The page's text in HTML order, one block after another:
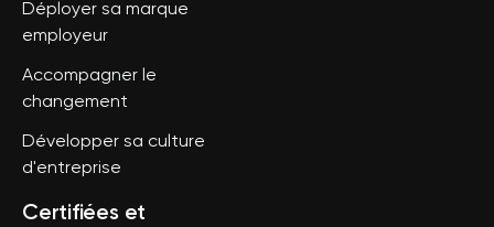
Déployer sa marque
employeur
Accompagner le
changement
Développer sa culture
d'entreprise
Certifiées et